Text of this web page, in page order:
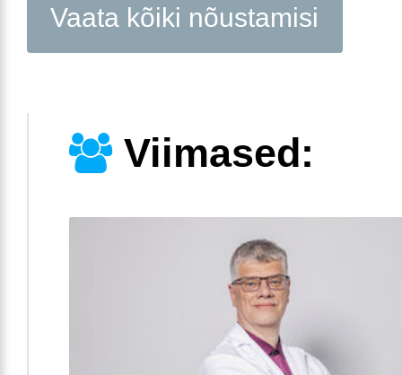
Vaata kõiki nõustamisi
Viimased: